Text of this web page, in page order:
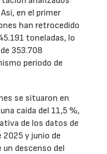
en el primer
han retrocedido
toneladas, lo
353.708
período de
se situaron en
caída del 11,5 %,
de los datos de
y junio de
descenso del